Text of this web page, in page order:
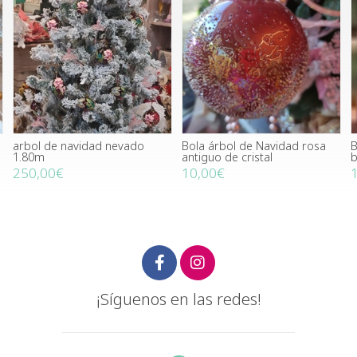
arbol de navidad nevado
1.80m
250,00€
Bola árbol de Navidad rosa
antiguo de cristal
10,00€
¡Síguenos en las redes!